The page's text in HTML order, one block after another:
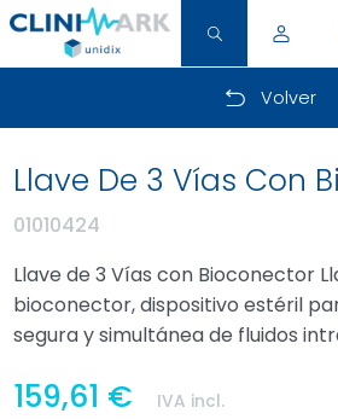
Volver
Llave De 3 Vías Con
01010424
Llave de 3 Vías con Bioconector
bioconector, dispositivo estéril
segura y simultánea de fluidos
159,61 € IVA incl.